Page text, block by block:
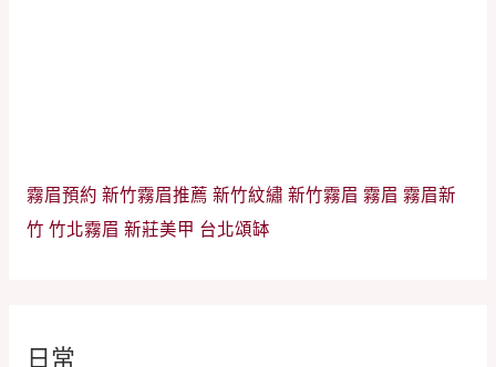
霧眉預約 新竹霧眉推薦 新竹紋繡 新竹霧眉 霧眉 霧眉新
竹 竹北霧眉 新莊美甲 台北頌缽
日常